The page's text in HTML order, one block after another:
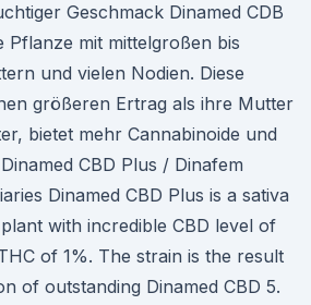
Geschmack Dinamed CDB
Pflanze mit mittelgroßen bis
und vielen Nodien. Diese
größeren Ertrag als ihre Mutter
bietet mehr Cannabinoide und
CBD Plus / Dinafem
Dinamed CBD Plus is a sativa
with incredible CBD level of
of 1%. The strain is the result
of outstanding Dinamed CBD 5.